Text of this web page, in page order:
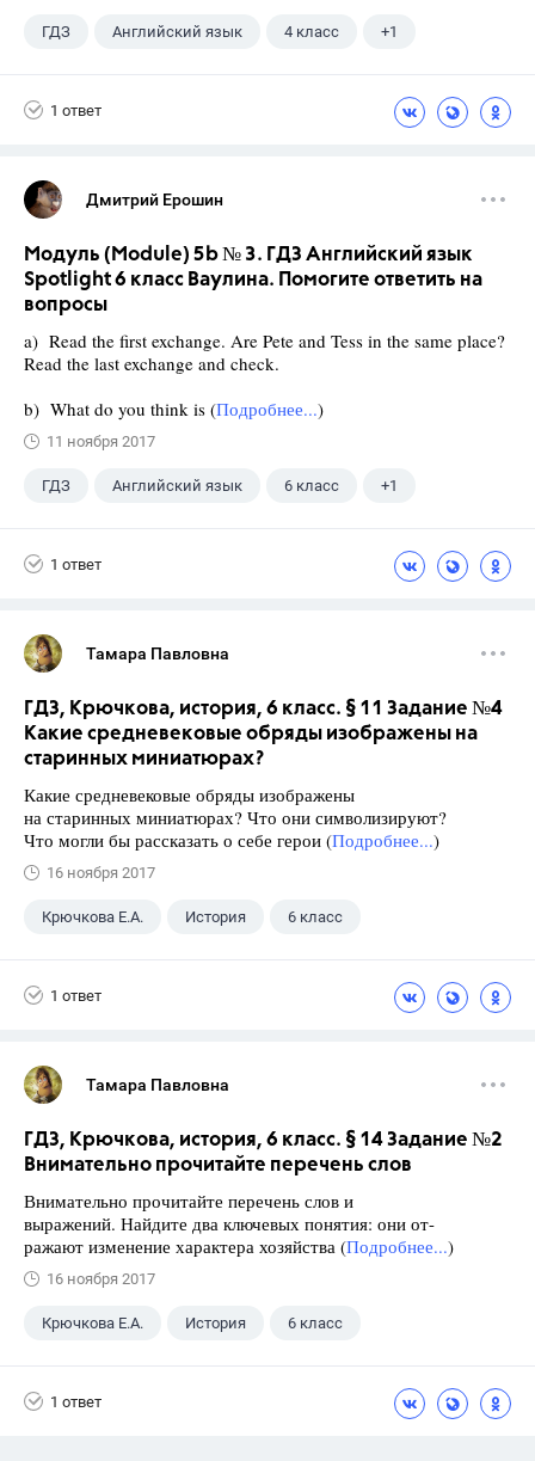
ГДЗ Английский язык 4 класс +1
1 ответ
Дмитрий Ерошин
Модуль (Module) 5b № 3. ГДЗ Английский язык
Spotlight 6 класс Ваулина. Помогите ответить на
вопросы
a) Read the first exchange. Are Pete and Tess in the same place?
Read the last exchange and check.
b) What do you think is (Подробнее...)
11 ноября 2017
ГДЗ Английский язык 6 класс +1
1 ответ
Тамара Павловна
ГДЗ, Крючкова, история, 6 класс. § 11 Задание №4
Какие средневековые обряды изображены на
старинных миниатюрах?
Какие средневековые обряды изображены
на старинных миниатюрах? Что они символизируют?
Что могли бы рассказать о себе герои (Подробнее...)
16 ноября 2017
Крючкова Е.А. История 6 класс
1 ответ
Тамара Павловна
ГДЗ, Крючкова, история, 6 класс. § 14 Задание №2
Внимательно прочитайте перечень слов
Внимательно прочитайте перечень слов и
выражений. Найдите два ключевых понятия: они от-
ражают изменение характера хозяйства (Подробнее...)
16 ноября 2017
Крючкова Е.А. История 6 класс
1 ответ